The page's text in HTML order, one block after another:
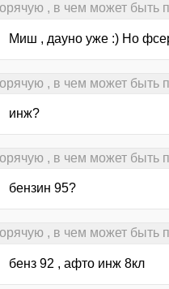
, в чем может быть
Миш , дауно уже :) Но
, в чем может быть
инж?
, в чем может быть
бензин 95?
, в чем может быть
бенз 92 , афто инж 8кл